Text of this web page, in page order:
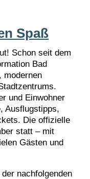
Spaß
Schon seit dem
Bad
modernen
und Einwohner
Ausflugstipps,
Die offizielle
statt – mit
Gästen und
nachfolgenden